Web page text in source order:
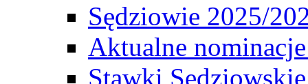
Sędziowie 2025/
Aktualne
Stawki Sędziowskie